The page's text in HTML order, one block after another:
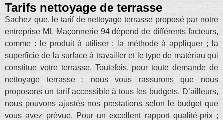
Tarifs nettoyage de terrasse
Sachez que, le tarif de nettoyage terrasse proposé par notre
entreprise ML Maçonnerie 94 dépend de différents facteurs,
comme : le produit à utiliser ; la méthode à appliquer ; la
superficie de la surface à travailler et le type de matériau qui
constitue votre terrasse. Toutefois, pour toute demande de
nettoyage terrasse ; nous vous rassurons que nous
proposons un tarif accessible à tous les budgets. D’ailleurs,
nous pouvons ajustés nos prestations selon le budget que
vous avez prévue. Pour un excellent rapport qualité-prix ;